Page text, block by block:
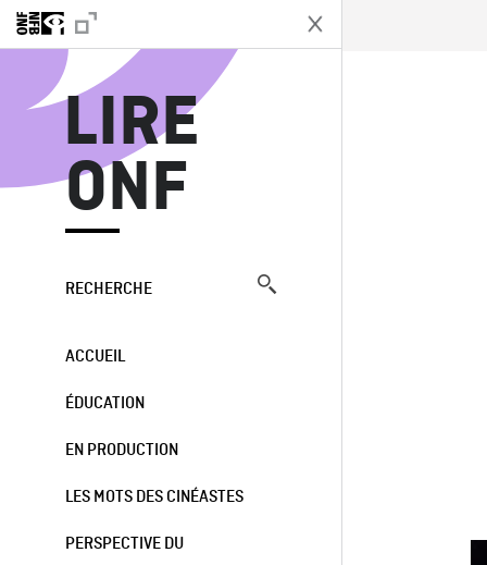
LIRE
ONF
RECHERCHE
ACCUEIL
ÉDUCATION
EN PRODUCTION
LES MOTS DES CINÉASTES
PERSPECTIVE DU